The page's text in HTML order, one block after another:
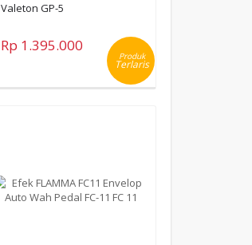
Valeton GP-5
Produk
Terlaris
Rp 1.395.000